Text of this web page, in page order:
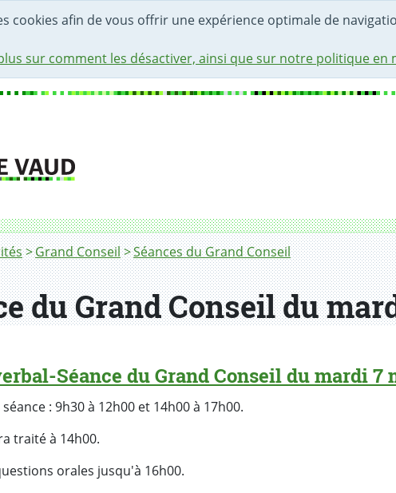
cookies afin de vous offrir une expérience optimale de
sur comment les désactiver, ainsi que sur notre politique
DE LA PAGE
DE RECHERCHE
DE CONTACT
Grand Conseil Séances du Grand Conseil
du Grand Conseil du
Séance du Grand Conseil du mardi 7
: 9h30 à 12h00 et 14h00 à 17h00.
traité à 14h00.
orales jusqu'à 16h00.